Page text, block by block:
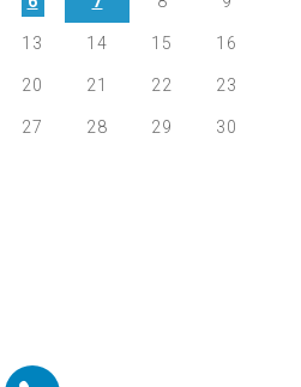
13 14 15 16
20 21 22 23
27 28 29 30